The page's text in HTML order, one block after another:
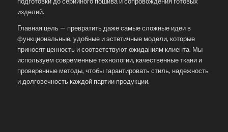
изделий.
Главная цель — превратить даже самые сложные идеи в
функциональные, удобные и эстетичные модели, которые
приносят ценность и соответствуют ожиданиям клиента. Мы
используем современные технологии, качественные ткани и
проверенные методы, чтобы гарантировать стиль, надежность
и долговечность каждой партии продукции.